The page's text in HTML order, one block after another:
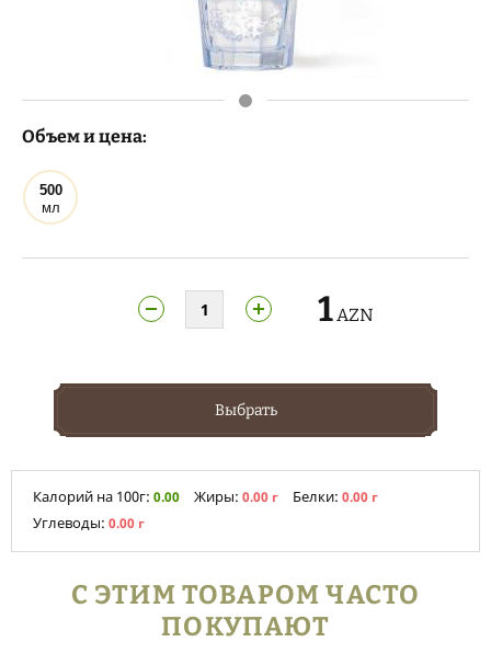
Объем и цена:
500
мл
1AZN
Выбрать
Калорий на 100г: 0.00 Жиры: 0.00 г Белки: 0.00 г
Углеводы: 0.00 г
С ЭТИМ ТОВАРОМ ЧАСТО
ПОКУПАЮТ